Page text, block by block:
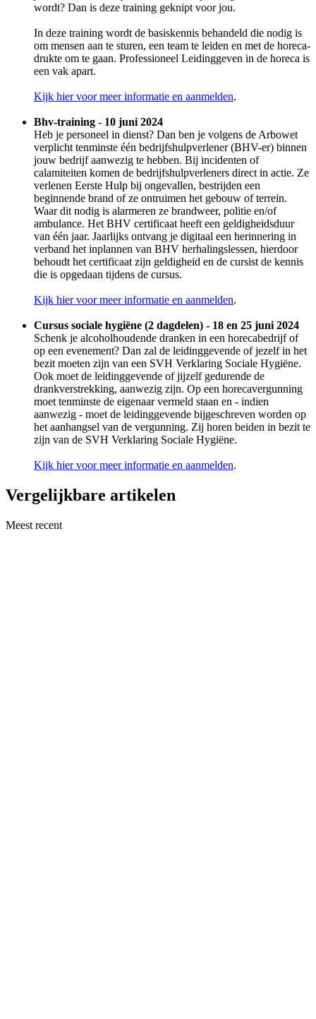
wordt? Dan is deze training geknipt voor jou.
In deze training wordt de basiskennis behandeld die nodig is
om mensen aan te sturen, een team te leiden en met de horeca-
drukte om te gaan. Professioneel Leidinggeven in de horeca is
een vak apart.
Kijk hier voor meer informatie en aanmelden.
Bhv-training - 10 juni 2024
Heb je personeel in dienst? Dan ben je volgens de Arbowet
verplicht tenminste één bedrijfshulpverlener (BHV-er) binnen
jouw bedrijf aanwezig te hebben. Bij incidenten of
calamiteiten komen de bedrijfshulpverleners direct in actie. Ze
verlenen Eerste Hulp bij ongevallen, bestrijden een
beginnende brand of ze ontruimen het gebouw of terrein.
Waar dit nodig is alarmeren ze brandweer, politie en/of
ambulance. Het BHV certificaat heeft een geldigheidsduur
van één jaar. Jaarlijks ontvang je digitaal een herinnering in
verband het inplannen van BHV herhalingslessen, hierdoor
behoudt het certificaat zijn geldigheid en de cursist de kennis
die is opgedaan tijdens de cursus.
Kijk hier voor meer informatie en aanmelden.
Cursus sociale hygiëne (2 dagdelen) - 18 en 25 juni 2024
Schenk je alcoholhoudende dranken in een horecabedrijf of
op een evenement? Dan zal de leidinggevende of jezelf in het
bezit moeten zijn van een SVH Verklaring Sociale Hygiëne.
Ook moet de leidinggevende of jijzelf gedurende de
drankverstrekking, aanwezig zijn. Op een horecavergunning
moet tenminste de eigenaar vermeld staan en - indien
aanwezig - moet de leidinggevende bijgeschreven worden op
het aanhangsel van de vergunning. Zij horen beiden in bezit te
zijn van de SVH Verklaring Sociale Hygiëne.
Kijk hier voor meer informatie en aanmelden.
Vergelijkbare artikelen
Meest recent